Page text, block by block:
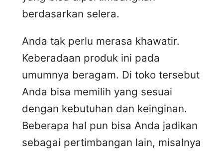
berdasarkan selera.
Anda tak perlu merasa khawatir.
Keberadaan produk ini pada
umumnya beragam. Di toko tersebut
Anda bisa memilih yang sesuai
dengan kebutuhan dan keinginan.
Beberapa hal pun bisa Anda jadikan
sebagai pertimbangan lain, misalnya